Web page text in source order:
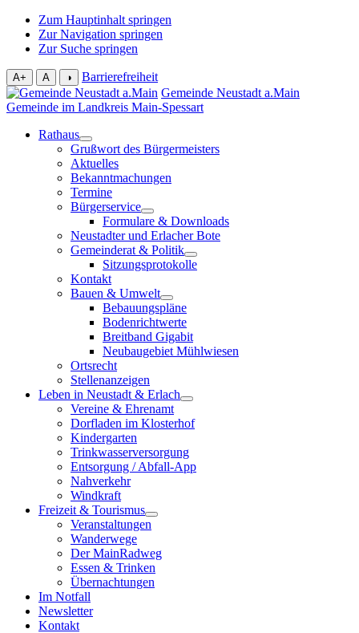
Zum Hauptinhalt springen
Zur Navigation springen
Zur Suche springen
A+ A ◑
Barrierefreiheit
Gemeinde Neustadt a.Main
Gemeinde im Landkreis Main-Spessart
Rathaus
Grußwort des Bürgermeisters
Aktuelles
Bekanntmachungen
Termine
Bürgerservice
Formulare & Downloads
Neustadter und Erlacher Bote
Gemeinderat & Politik
Sitzungsprotokolle
Kontakt
Bauen & Umwelt
Bebauungspläne
Bodenrichtwerte
Breitband Gigabit
Neubaugebiet Mühlwiesen
Ortsrecht
Stellenanzeigen
Leben in Neustadt & Erlach
Vereine & Ehrenamt
Dorfladen im Klosterhof
Kindergarten
Trinkwasserversorgung
Entsorgung / Abfall-App
Nahverkehr
Windkraft
Freizeit & Tourismus
Veranstaltungen
Wanderwege
Der MainRadweg
Essen & Trinken
Übernachtungen
Im Notfall
Newsletter
Kontakt